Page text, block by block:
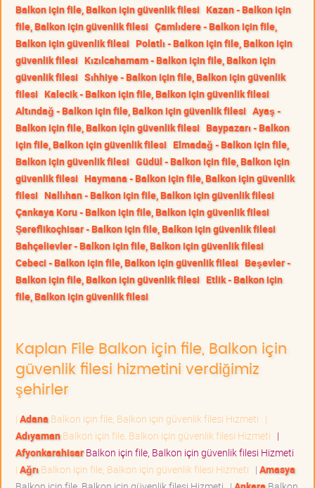
Balkon için file, Balkon için güvenlik filesi Kazan - Balkon için
file, Balkon için güvenlik filesi Çamlıdere - Balkon için file,
Balkon için güvenlik filesi Polatlı - Balkon için file, Balkon için
güvenlik filesi Kızılcahamam - Balkon için file, Balkon için
güvenlik filesi Sıhhiye - Balkon için file, Balkon için güvenlik
filesi Kalecik - Balkon için file, Balkon için güvenlik filesi
Altındağ - Balkon için file, Balkon için güvenlik filesi Ayaş -
Balkon için file, Balkon için güvenlik filesi Baypazarı - Balkon
için file, Balkon için güvenlik filesi Elmadağ - Balkon için file,
Balkon için güvenlik filesi Güdül - Balkon için file, Balkon için
güvenlik filesi Haymana - Balkon için file, Balkon için güvenlik
filesi Nallıhan - Balkon için file, Balkon için güvenlik filesi
Çankaya Koru - Balkon için file, Balkon için güvenlik filesi
Şereflikoçhisar - Balkon için file, Balkon için güvenlik filesi
Bahçelievler - Balkon için file, Balkon için güvenlik filesi
Cebeci - Balkon için file, Balkon için güvenlik filesi Beşevler -
Balkon için file, Balkon için güvenlik filesi Etlik - Balkon için
file, Balkon için güvenlik filesi
Kaplan File Balkon için file, Balkon için
güvenlik filesi hizmetini verdiğimiz
şehirler
| Adana Balkon için file, Balkon için güvenlik filesi Hizmeti |
AdıyamanBalkon için file, Balkon için güvenlik filesi Hizmeti |
AfyonkarahisarBalkon için file, Balkon için güvenlik filesi Hizmeti
| Ağrı Balkon için file, Balkon için güvenlik filesi Hizmeti | Amasya